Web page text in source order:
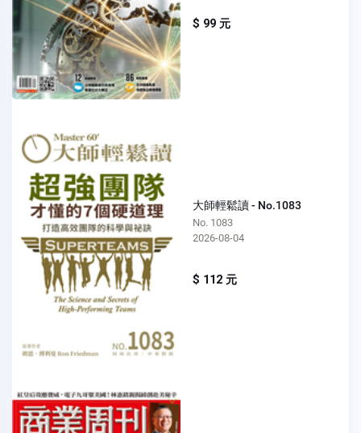
$ 99 元
大師輕鬆讀 - No.1083
No. 1083
2026-08-04
$ 112 元